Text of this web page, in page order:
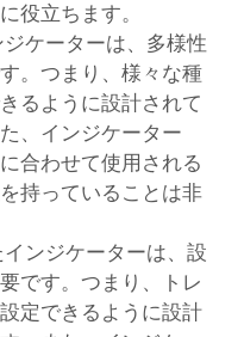
役立ちます。
ケーターは、多様性
。つまり、様々な種
るように設計されて
、インジケーター
合わせて使用される
持っていることは非
ンジケーターは、設
です。つまり、トレ
定できるように設計